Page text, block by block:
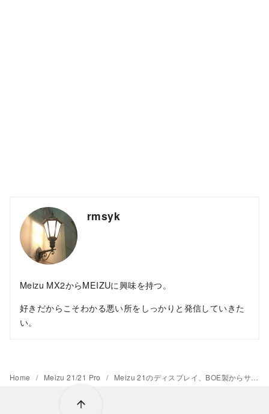
rmsyk
Meizu MX2からMEIZUに興味を持つ。
好きだからこそわかる悪い所をしっかりと発信していきた
い。
Home Meizu 21/21 Pro Meizu 21のディスプレイ、BOE製からサムスンディスプレイ製に変更か